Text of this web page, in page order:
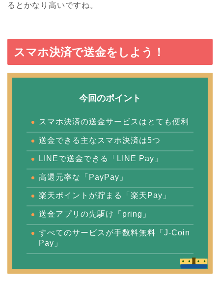
るとかなり高いですね。
スマホ決済で送金をしよう！
今回のポイント
スマホ決済の送金サービスはとても便利
送金できる主なスマホ決済は5つ
LINEで送金できる「LINE Pay」
高還元率な「PayPay」
楽天ポイントが貯まる「楽天Pay」
送金アプリの先駆け「pring」
すべてのサービスが手数料無料「J-Coin
Pay」